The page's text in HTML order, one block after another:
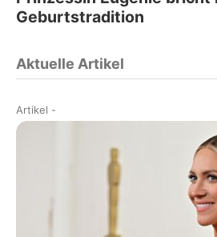
Geburtstradition
Aktuelle Artikel
Artikel -